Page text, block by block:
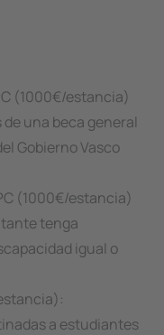
(1000€/estancia)
una beca general
Gobierno Vasco
(1000€/estancia)
tenga
igual o
a estudiantes